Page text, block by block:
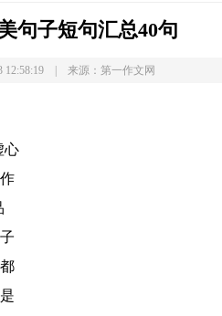
句子短句汇总40句
12:58:19 | 来源：第一作文网
心